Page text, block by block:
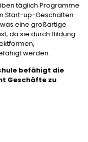
täglich Programme
Start-up-Geschäften
eine großartige
da sie durch Bildung
werden.
befähigt die
Geschäfte zu